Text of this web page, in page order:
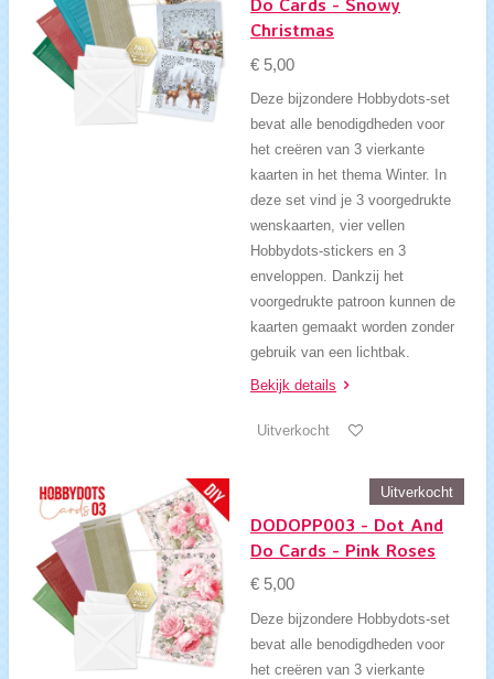
Do Cards - Snowy
Christmas
€ 5,00
Deze bijzondere Hobbydots-set
bevat alle benodigdheden voor
het creëren van 3 vierkante
kaarten in het thema Winter. In
deze set vind je 3 voorgedrukte
wenskaarten, vier vellen
Hobbydots-stickers en 3
enveloppen. Dankzij het
voorgedrukte patroon kunnen de
kaarten gemaakt worden zonder
gebruik van een lichtbak.
Bekijk details
Uitverkocht
Uitverkocht
DODOPP003 - Dot And
Do Cards - Pink Roses
€ 5,00
Deze bijzondere Hobbydots-set
bevat alle benodigdheden voor
het creëren van 3 vierkante